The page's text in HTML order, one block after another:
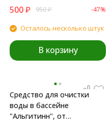
500₽ 950₽ -47%
Осталось несколько штук
В корзину
Средство для очистки
воды в бассейне
"Альгитинн", от